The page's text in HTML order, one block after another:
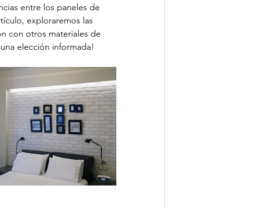
entre los paneles de
exploraremos las
con otros materiales de
elección informada!